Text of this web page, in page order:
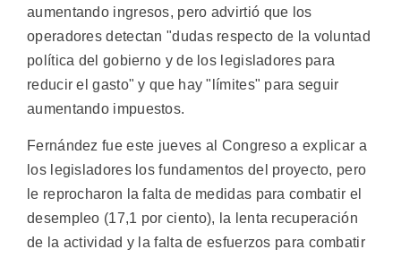
aumentando ingresos, pero advirtió que los
operadores detectan "dudas respecto de la voluntad
política del gobierno y de los legisladores para
reducir el gasto" y que hay "límites" para seguir
aumentando impuestos.
Fernández fue este jueves al Congreso a explicar a
los legisladores los fundamentos del proyecto, pero
le reprocharon la falta de medidas para combatir el
desempleo (17,1 por ciento), la lenta recuperación
de la actividad y la falta de esfuerzos para combatir